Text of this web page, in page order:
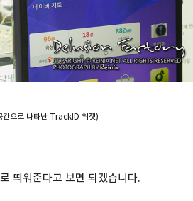
간으로 나타난 TrackID 위젯)
띄워준다고 보면 되겠습니다.